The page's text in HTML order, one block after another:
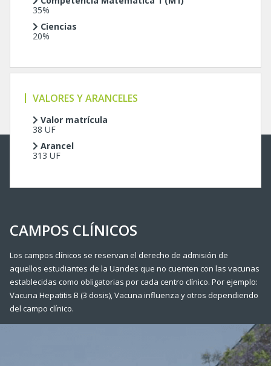
35%
Ciencias
20%
VALORES Y ARANCELES
Valor matrícula
38 UF
Arancel
313 UF
CAMPOS CLÍNICOS
Los campos clínicos se reservan el derecho de admisión de
aquellos estudiantes de la Uandes que no cuenten con las vacunas
establecidas como obligatorias por cada centro clínico. Por ejemplo:
Vacuna Hepatitis B (3 dosis), Vacuna influenza y otros dependiendo
del campo clínico.